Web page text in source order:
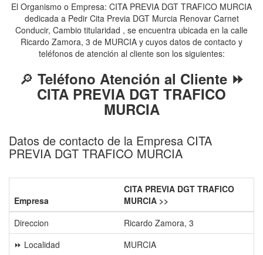
El Organismo o Empresa: CITA PREVIA DGT TRAFICO MURCIA
dedicada a Pedir Cita Previa DGT Murcia Renovar Carnet
Conducir, Cambio titularidad , se encuentra ubicada en la calle
Ricardo Zamora, 3 de MURCIA y cuyos datos de contacto y
teléfonos de atención al cliente son los siguientes:
🔎 Teléfono Atención al Cliente ⏩
CITA PREVIA DGT TRAFICO
MURCIA
Datos de contacto de la Empresa CITA
PREVIA DGT TRAFICO MURCIA
Empresa
CITA PREVIA DGT TRAFICO
MURCIA >>
Direccion
Ricardo Zamora, 3
⏩ Localidad
MURCIA